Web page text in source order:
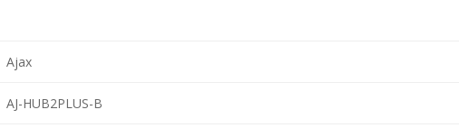
Ajax
AJ-HUB2PLUS-B